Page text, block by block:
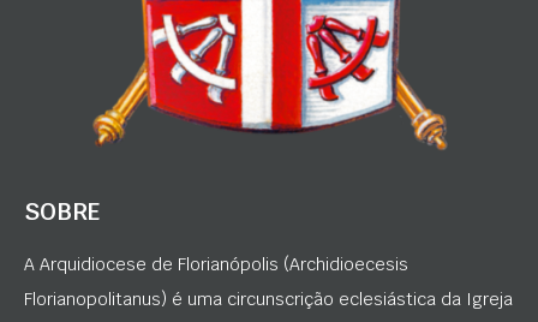
SOBRE
A Arquidiocese de Florianópolis (Archidioecesis
Florianopolitanus) é uma circunscrição eclesiástica da Igreja